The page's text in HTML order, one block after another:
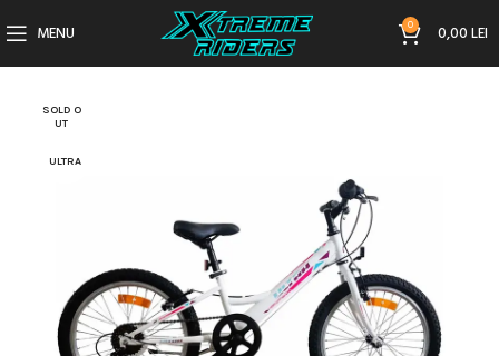
MENU 0 0,00LEI
SOLD O
UT
ULTRA